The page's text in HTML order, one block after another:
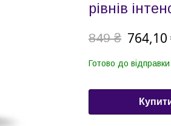
рівнів
849 ₴ 764,10
Готово до відправки